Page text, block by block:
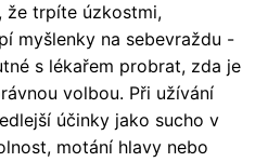
že trpíte úzkostmi,
myšlenky na sebevraždu -
s lékařem probrat, zda je
volbou. Při užívání
účinky jako sucho v
motání hlavy nebo